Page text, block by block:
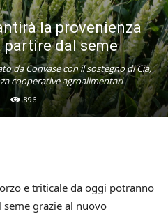
la provenienza
dal seme
da Convase con il sostegno di Cia,
cooperative agroalimentari
896
e triticale da oggi potranno
grazie al nuovo